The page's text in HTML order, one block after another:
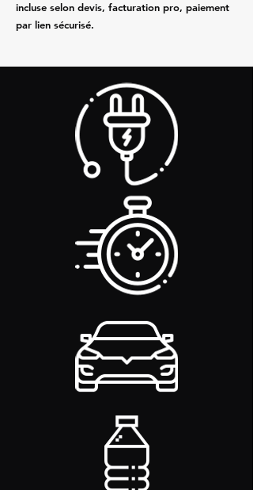
incluse selon devis, facturation pro, paiement
par lien sécurisé.